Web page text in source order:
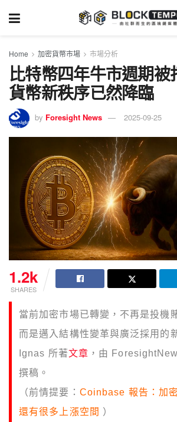
Home 加密貨幣市場 市場分析
比特幣四年牛市週期被
貨幣新秩序已然降臨
by Foresight News 2025-09-25
1.2k
SHARES
當前加密市場已轉變，不再是投機
而是邁入結構性變革與廣泛採用的
Ignas 所著文章 ，由
撰稿。
（前情提要： Coinbase 報告：加
還有很多上漲空間 ）